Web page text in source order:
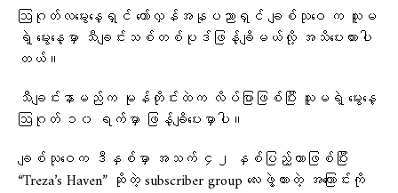
ဩဂုတ်လမွေးနေ့ရှင် တော်လှန်အနုပညာရှင် ချစ်သုဝေ က သူမ
ရဲ့ မွေးနေ့မှာ သီချင်းသစ်တစ်ပုဒ်ဖြန့်ချိမယ်လို့ အသိပေးထားပါ
တယ်။
သီချင်းနာမည်က မုန်တိုင်းထဲက လိပ်ပြာဖြစ်ပြီး သူမရဲ့ မွေးနေ့
ဩဂုတ် ၁၀ ရက်မှာ ဖြန့်ချိပေးမှာပါ။
ချစ်သုဝေက ဒီနှစ်မှာ အသက် ၄၂ နှစ်ပြည့်တာဖြစ်ပြီး
“Treza’s Haven” ဆိုတဲ့ subscriber group လေးဖွဲ့ထားတဲ့ အကြောင်းကို